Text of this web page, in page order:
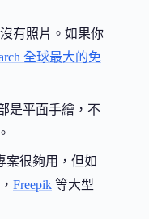
有照片。如果你
全球最大的免
是平面手繪，不
案很夠用，但如
Freepik 等大型